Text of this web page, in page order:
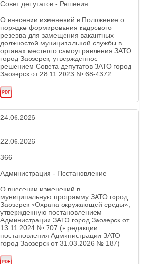
Совет депутатов - Решения
О внесении изменений в Положение о
порядке формирования кадрового
резерва для замещения вакантных
должностей муниципальной службы в
органах местного самоуправления ЗАТО
город Заозерск, утвержденное
решением Совета депутатов ЗАТО город
Заозерск от 28.11.2023 № 68-4372
24.06.2026
22.06.2026
366
Администрация - Постановление
О внесении изменений в
муниципальную программу ЗАТО город
Заозерск «Охрана окружающей среды»,
утвержденную постановлением
Администрации ЗАТО город Заозерск от
13.11.2024 № 707 (в редакции
постановления Администрации ЗАТО
город Заозерск от 31.03.2026 № 187)